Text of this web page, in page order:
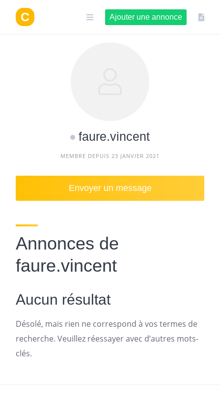
contenu
Ajouter une annonce
faure.vincent
MEMBRE DEPUIS 23 JANVIER 2021
Envoyer un message
Annonces de
faure.vincent
Aucun résultat
Désolé, mais rien ne correspond à vos termes de
recherche. Veuillez réessayer avec d’autres mots-
clés.